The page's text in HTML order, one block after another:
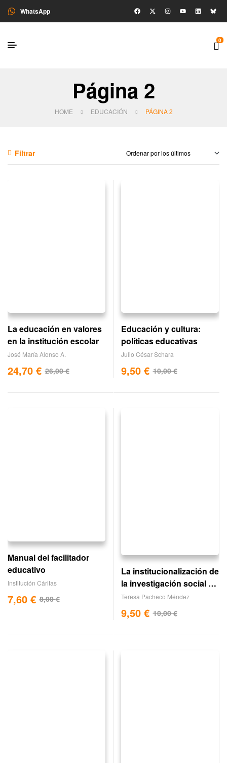
WhatsApp
0
Página 2
HOME EDUCACIÓN PÁGINA 2
Filtrar
La educación en valores
en la institución escolar
José María Alonso A.
26,00€
24,70 €
Educación y cultura:
políticas educativas
Julio César Schara
10,00€
9,50 €
Manual del facilitador
educativo
Institución Cáritas
8,00€
7,60 €
La institucionalización de
la investigación social en
méxico
Teresa Pacheco Méndez
10,00€
9,50 €